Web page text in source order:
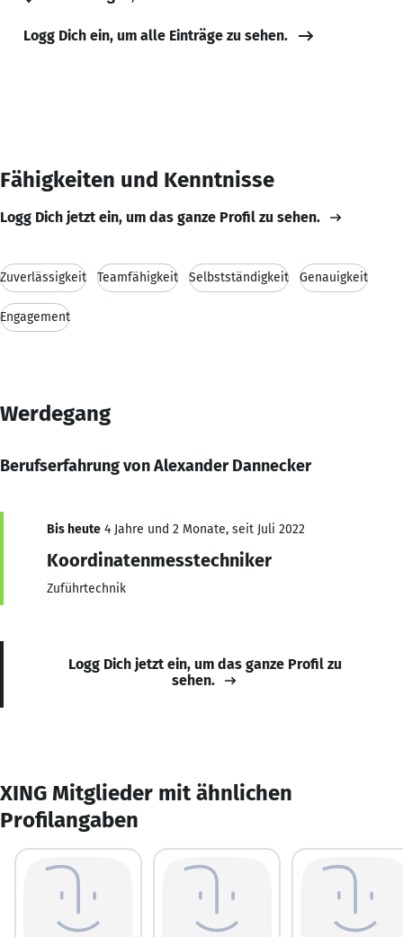
Logg Dich ein, um alle Einträge zu sehen.
Fähigkeiten und Kenntnisse
Logg Dich jetzt ein, um das ganze Profil zu sehen.
Zuverlässigkeit Teamfähigkeit Selbstständigkeit Genauigkeit
Engagement
Werdegang
Berufserfahrung von Alexander Dannecker
Bis heute 4 Jahre und 2 Monate, seit Juli 2022
Koordinatenmesstechniker
Zuführtechnik
Logg Dich jetzt ein, um das ganze Profil zu
sehen.
XING Mitglieder mit ähnlichen
Profilangaben